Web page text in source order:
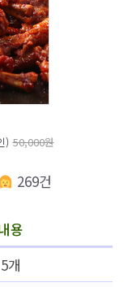
) 50,000원
269건
용
5개